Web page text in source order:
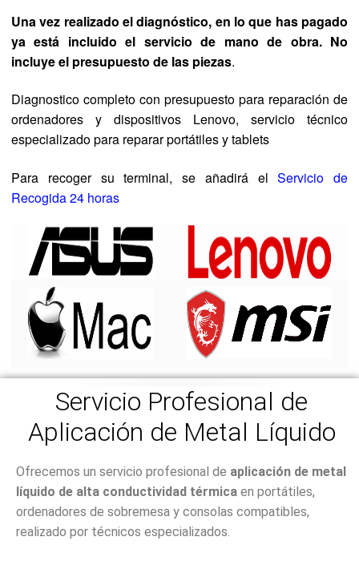
Una vez realizado el diagnóstico, en lo que has pagado
ya está incluido el servicio de mano de obra. No
incluye el presupuesto de las piezas.
Diagnostico completo con presupuesto para reparación de
ordenadores y dispositivos Lenovo, servicio técnico
especializado para reparar portátiles y tablets
Para recoger su terminal, se añadirá elServicio de
Recogida 24 horas
Servicio Profesional de
Aplicación de Metal Líquido
Ofrecemos un servicio profesional de aplicación de metal
líquido de alta conductividad térmica en portátiles,
ordenadores de sobremesa y consolas compatibles,
realizado por técnicos especializados.